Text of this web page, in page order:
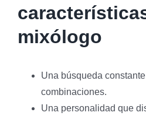
mixólogo
Una búsqueda
combinaciones.
Una personalidad que